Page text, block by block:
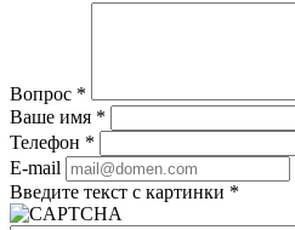
Вопрос *
Ваше имя *
Телефон *
E-mail
Введите текст с картинки *